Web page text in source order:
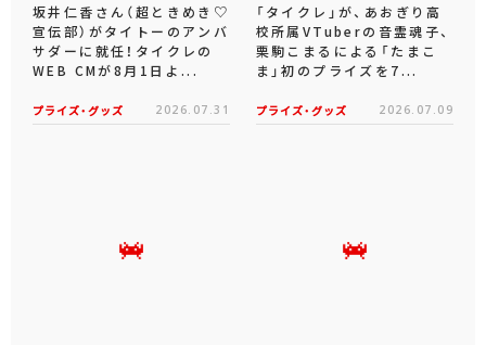
坂井仁香さん（超ときめき♡
宣伝部）がタイトーのアンバ
サダーに就任！タイクレの
WEB CMが8月1日よ...
プライズ・グッズ 2026.07.31
「タイクレ」が、あおぎり高
校所属VTuberの音霊魂子、
栗駒こまるによる「たまこ
ま」初のプライズを7...
プライズ・グッズ 2026.07.09